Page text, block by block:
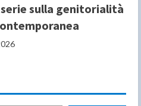
serie sulla genitorialità